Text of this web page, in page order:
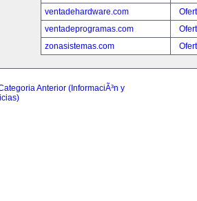
ventadehardware.com
ventadeprogramas.com
zonasistemas.com
Anterior (InformaciÃ³n y